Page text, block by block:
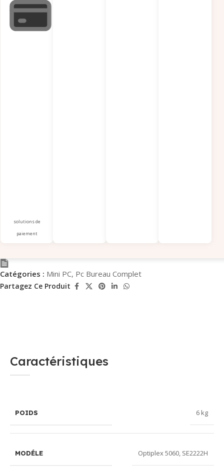
solutions de
paiement
Catégories : Mini PC, Pc Bureau Complet
Partagez Ce Produit
Caractéristiques
POIDS 6 kg
MODÉLE Optiplex 5060, SE2222H